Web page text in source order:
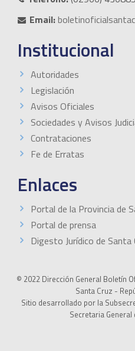
Email:
Institucional
Autoridades
Legislación
Avisos Oficiales
Sociedades y Avisos
Contrataciones
Fe de Erratas
Enlaces
Portal de la Provincia de
Portal de prensa
Digesto Jurídico de Santa
© 2022 Dirección General Boletín
Santa Cruz -
Sitio desarrollado por la
Secretaria